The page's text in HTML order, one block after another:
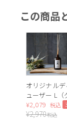
この商品
オリジナルデ
ューザー L（
ンアップル）
¥2,079 税込
¥2,970税込